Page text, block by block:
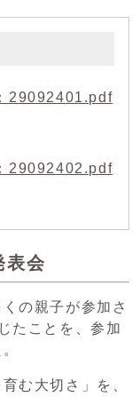
29092401.pdf
29092402.pdf
表会
の親子が参加さ
たことを、参加
む大切さ」を、